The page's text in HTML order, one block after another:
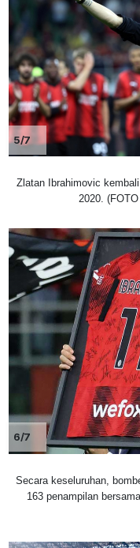
5/7
Zlatan Ibrahimovic
2020.
6/7
Secara keseluruhan,
163 penampilan